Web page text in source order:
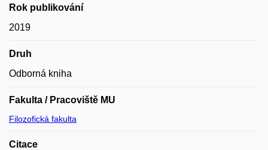
Rok publikování
2019
Druh
Odborná kniha
Fakulta / Pracoviště MU
Filozofická fakulta
Citace